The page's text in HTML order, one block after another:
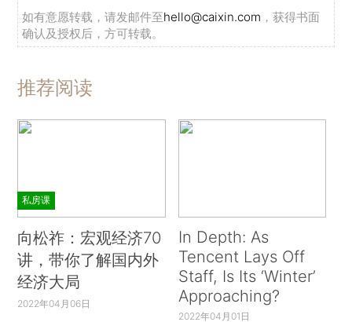
如有意愿转载，请发邮件至hello@caixin.com ，获得书面
确认及授权后，方可转载。
推荐阅读
私房课
向松祚：宏观经济70
讲，带你了解国内外
经济大局
2022年04月06日
In Depth: As
Tencent Lays Off
Staff, Is Its ‘Winter’
Approaching?
2022年04月01日